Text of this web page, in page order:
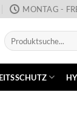
MONTAG -
Suche
nach: